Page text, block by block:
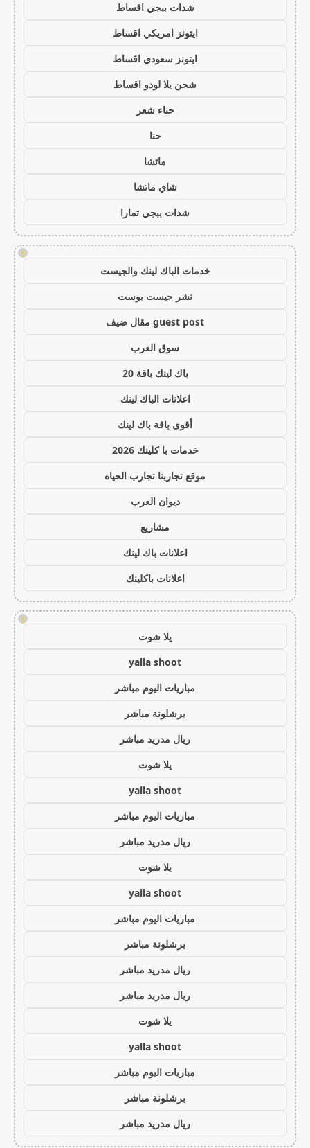
شدات ببجي اقساط
ايتونز امريكي اقساط
ايتونز سعودي اقساط
شحن يلا لودو اقساط
حناء شعر
حنا
ماتشا
شاي ماتشا
شدات ببجي تمارا
!
خدمات الباك لينك والجيست
نشر جيست بوست
guest post مقال ضيف
سوق العرب
باك لينك باقة 20
اعلانات الباك لينك
أقوى باقة باك لينك
خدمات با كلينك 2026
موقع تجاربنا تجارب الحياه
ديوان العرب
مشاريع
اعلانات باك لينك
اعلانات باكلينك
!
يلا شوت
yalla shoot
مباريات اليوم مباشر
برشلونة مباشر
ريال مدريد مباشر
يلا شوت
yalla shoot
مباريات اليوم مباشر
ريال مدريد مباشر
يلا شوت
yalla shoot
مباريات اليوم مباشر
برشلونة مباشر
ريال مدريد مباشر
ريال مدريد مباشر
يلا شوت
yalla shoot
مباريات اليوم مباشر
برشلونة مباشر
ريال مدريد مباشر